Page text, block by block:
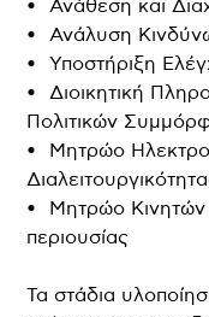
• Ανάθεση και
• Ανάλυση
• Υποστήριξη
• Διοικητική
Πολιτικών
• Μητρώο
• Μητρώο Κινητών
περιουσίας
Τα στάδια